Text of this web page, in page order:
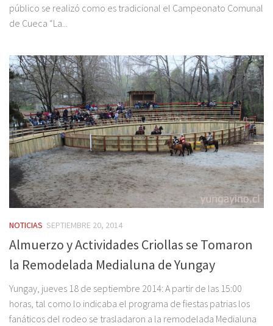
público se realizó como es tradicional el Campeonato Comunal
de Cueca “La...
NOTICIAS SEPTIEMBRE 20, 2014
Almuerzo y Actividades Criollas se Tomaron
la Remodelada Medialuna de Yungay
Yungay, jueves 18 de septiembre 2014: A partir de las 15:00
horas, tal como lo indicaba el programa de fiestas patrias los
fanáticos del rodeo se trasladaron a la remodelada Medialuna